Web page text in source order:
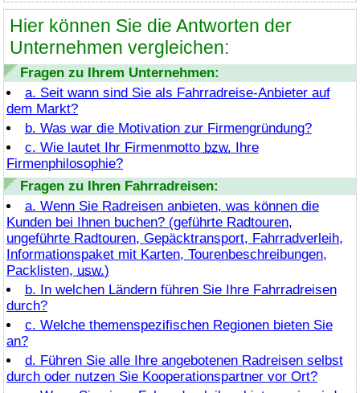
Hier können Sie die Antworten der
Unternehmen vergleichen:
Fragen zu Ihrem Unternehmen:
a. Seit wann sind Sie als Fahrradreise-Anbieter auf
dem Markt?
b. Was war die Motivation zur Firmengründung?
c. Wie lautet Ihr Firmenmotto bzw. Ihre
Firmenphilosophie?
Fragen zu Ihren Fahrradreisen:
a. Wenn Sie Radreisen anbieten, was können die
Kunden bei Ihnen buchen? (geführte Radtouren,
ungeführte Radtouren, Gepäcktransport, Fahrradverleih,
Informationspaket mit Karten, Tourenbeschreibungen,
Packlisten, usw.)
b. In welchen Ländern führen Sie Ihre Fahrradreisen
durch?
c. Welche themenspezifischen Regionen bieten Sie
an?
d. Führen Sie alle Ihre angebotenen Radreisen selbst
durch oder nutzen Sie Kooperationspartner vor Ort?